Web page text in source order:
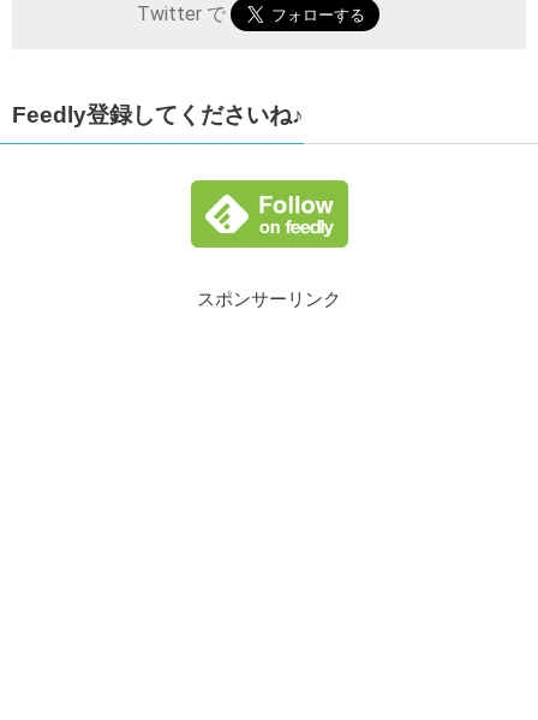
Twitter で
Feedly登録してくださいね♪
スポンサーリンク